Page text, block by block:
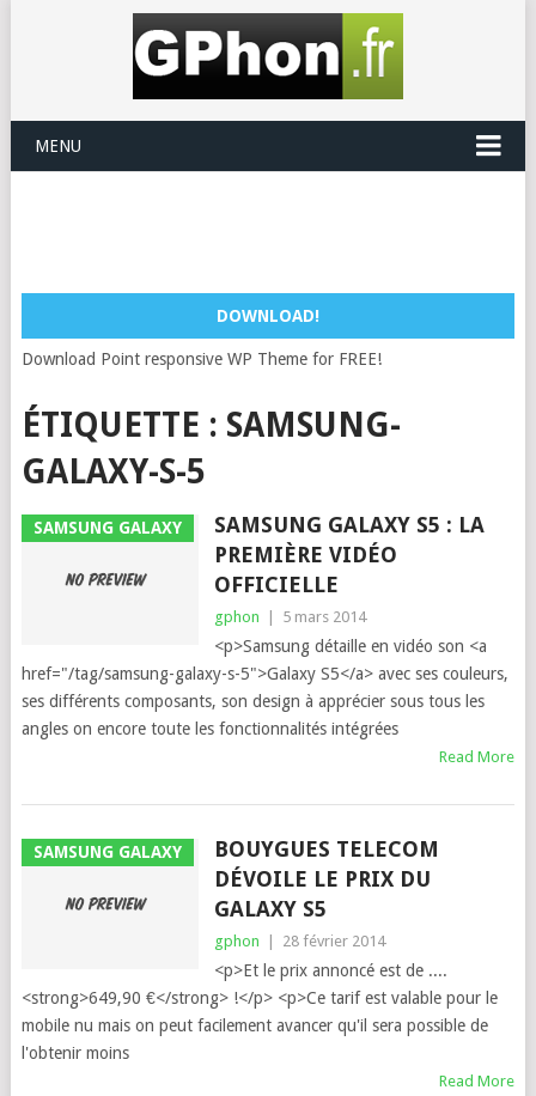
MENU
DOWNLOAD!
Download Point responsive WP Theme for FREE!
ÉTIQUETTE : SAMSUNG-
GALAXY-S-5
SAMSUNG GALAXY
SAMSUNG GALAXY S5 : LA
PREMIÈRE VIDÉO
OFFICIELLE
gphon 5 mars 2014
<p>Samsung détaille en vidéo son <a
href="/tag/samsung-galaxy-s-5">Galaxy S5</a> avec ses couleurs,
ses différents composants, son design à apprécier sous tous les
angles on encore toute les fonctionnalités intégrées
Read More
SAMSUNG GALAXY
BOUYGUES TELECOM
DÉVOILE LE PRIX DU
GALAXY S5
gphon 28 février 2014
<p>Et le prix annoncé est de ....
<strong>649,90 €</strong> !</p> <p>Ce tarif est valable pour le
mobile nu mais on peut facilement avancer qu'il sera possible de
l'obtenir moins
Read More